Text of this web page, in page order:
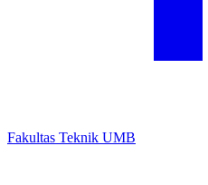
Fakultas Teknik UMB